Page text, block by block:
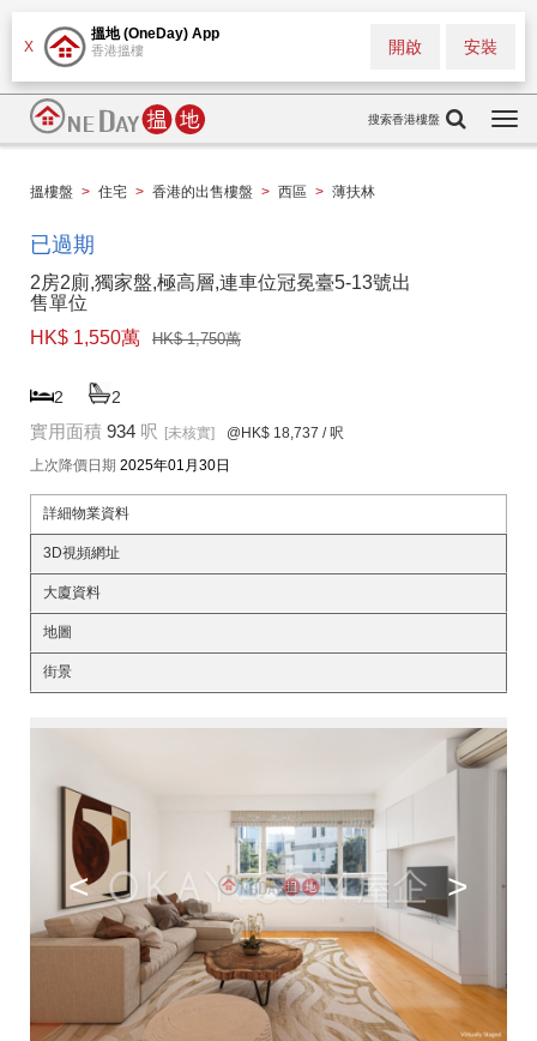
X
搵地 (OneDay) App
香港搵樓 安裝
開啟
搜索香港樓盤
搵樓盤 > 住宅 > 香港的出售樓盤 > 西區 > 薄扶林
已過期
2房2廁,獨家盤,極高層,連車位冠冕臺5-13號出
售單位
HK$ 1,550萬
HK$ 1,750萬
2 2
實用面積 934 呎 [未核實] @HK$ 18,737 / 呎
上次降價日期 2025年01月30日
詳細物業資料
3D視頻網址
大廈資料
地圖
街景
< >